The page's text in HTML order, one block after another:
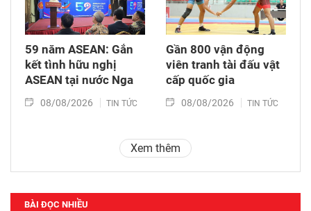
59 năm ASEAN: Gắn
kết tình hữu nghị
ASEAN tại nước Nga
08/08/2026 TIN TỨC
Gần 800 vận động
viên tranh tài đấu vật
cấp quốc gia
08/08/2026 TIN TỨC
Xem thêm
BÀI ĐỌC NHIỀU